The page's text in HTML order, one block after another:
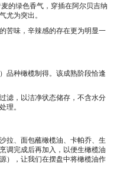
的绿色香气，穿插在阿尔贝吉纳
尤为突出。
苦味，辛辣感的存在更为明显一
品种橄榄制得。该成熟阶段恰逢
滤，以洁净状态储存，不含水分
理。
拉、面包蘸橄榄油、卡帕乔、生
调完成后再加入，以便生橄榄油
），让我们在摆盘中将橄榄油作